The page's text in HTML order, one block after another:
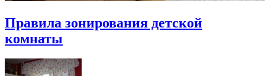
Правила зонирования детской
комнаты